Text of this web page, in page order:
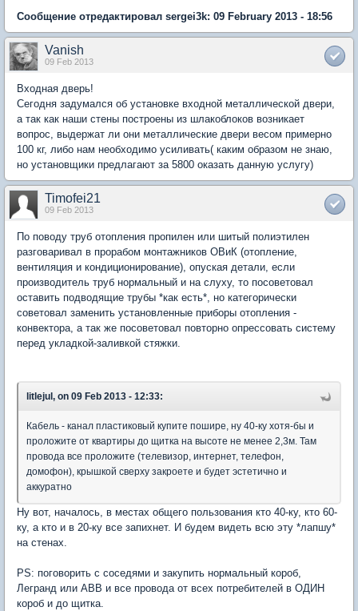
Сообщение отредактировал sergei3k: 09 February 2013 - 18:56
Vanish
09 Feb 2013
Входная дверь!
Сегодня задумался об установке входной металлической двери,
а так как наши стены построены из шлакоблоков возникает
вопрос, выдержат ли они металлические двери весом примерно
100 кг, либо нам необходимо усиливать( каким образом не знаю,
но установщики предлагают за 5800 оказать данную услугу)
Timofei21
09 Feb 2013
По поводу труб отопления пропилен или шитый полиэтилен
разговаривал в прорабом монтажников ОВиК (отопление,
вентиляция и кондиционирование), опуская детали, если
производитель труб нормальный и на слуху, то посоветовал
оставить подводящие трубы *как есть*, но категорически
советовал заменить установленные приборы отопления -
конвектора, а так же посоветовал повторно опрессовать систему
перед укладкой-заливкой стяжки.
litlejul, on 09 Feb 2013 - 12:33:
Кабель - канал пластиковый купите пошире, ну 40-ку хотя-бы и
проложите от квартиры до щитка на высоте не менее 2,3м. Там
провода все проложите (телевизор, интернет, телефон,
домофон), крышкой сверху закроете и будет эстетично и
аккуратно
Ну вот, началось, в местах общего пользования кто 40-ку, кто 60-
ку, а кто и в 20-ку все запихнет. И будем видеть всю эту *лапшу*
на стенах.
PS: поговорить с соседями и закупить нормальный короб,
Легранд или АВВ и все провода от всех потребителей в ОДИН
короб и до щитка.